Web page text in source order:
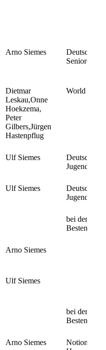
Arno Siemes
Deutsche
Senioren B
Dietmar
Leskau,Onne
Hoekzema,
Peter
Gilbers,Jürgen
Hastenpflug
World
Ulf Siemes
Deutsche
Ulf Siemes
Deutsche
bei der
Arno Siemes
Ulf Siemes
bei der
Arno Siemes
Notions Cup